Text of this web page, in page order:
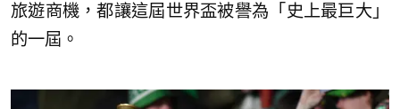
旅遊商機，都讓這屆世界盃被譽為「史上最巨大」
的一屆。